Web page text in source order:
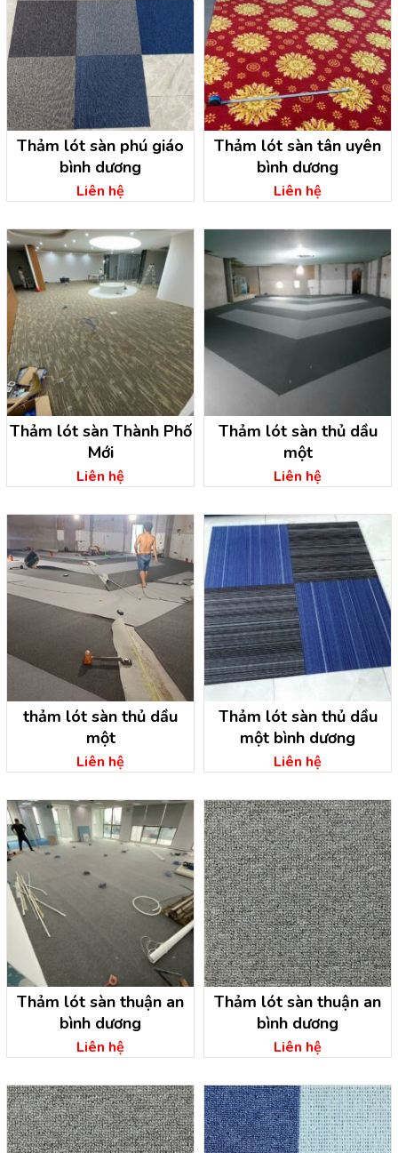
Thảm lót sàn phú giáo
bình dương
Liên hệ
Thảm lót sàn tân uyên
bình dương
Liên hệ
Thảm lót sàn Thành Phố
Mới
Liên hệ
Thảm lót sàn thủ dầu
một
Liên hệ
thảm lót sàn thủ dầu
một
Liên hệ
Thảm lót sàn thủ dầu
một bình dương
Liên hệ
Thảm lót sàn thuận an
bình dương
Liên hệ
Thảm lót sàn thuận an
bình dương
Liên hệ